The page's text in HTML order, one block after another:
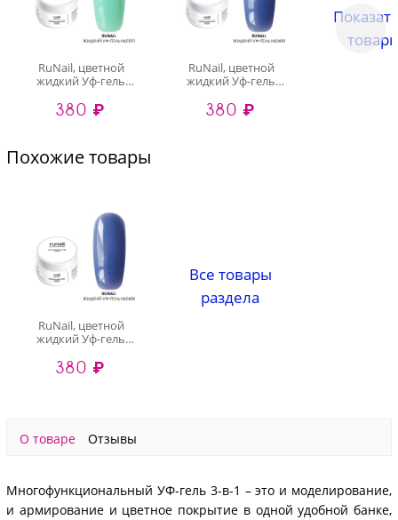
RuNail, цветной
жидкий Уф-гель
№5393/1 (банка), 15
мл
380 ₽
RuNail, цветной
жидкий Уф-гель
№5408/1 (банка), 15
мл
380 ₽
Похожие товары
RuNail, цветной
жидкий Уф-гель
№5408/1 (банка), 15
мл
380 ₽
Все товары
раздела
О товаре Отзывы
Многофункциональный УФ-гель 3-в-1 – это и моделирование,
и армирование и цветное покрытие в одной удобной банке,